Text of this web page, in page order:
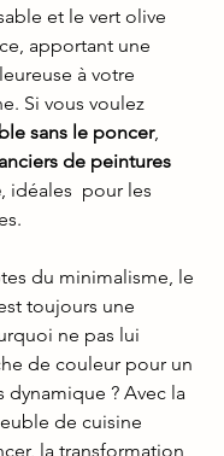
et le vert olive
apportant une
à votre
Si vous voulez
sans le poncer,
de peintures
, idéales  pour les
du minimalisme, le
toujours une
ne pas lui
de couleur pour un
? Avec la
de cuisine
la transformation